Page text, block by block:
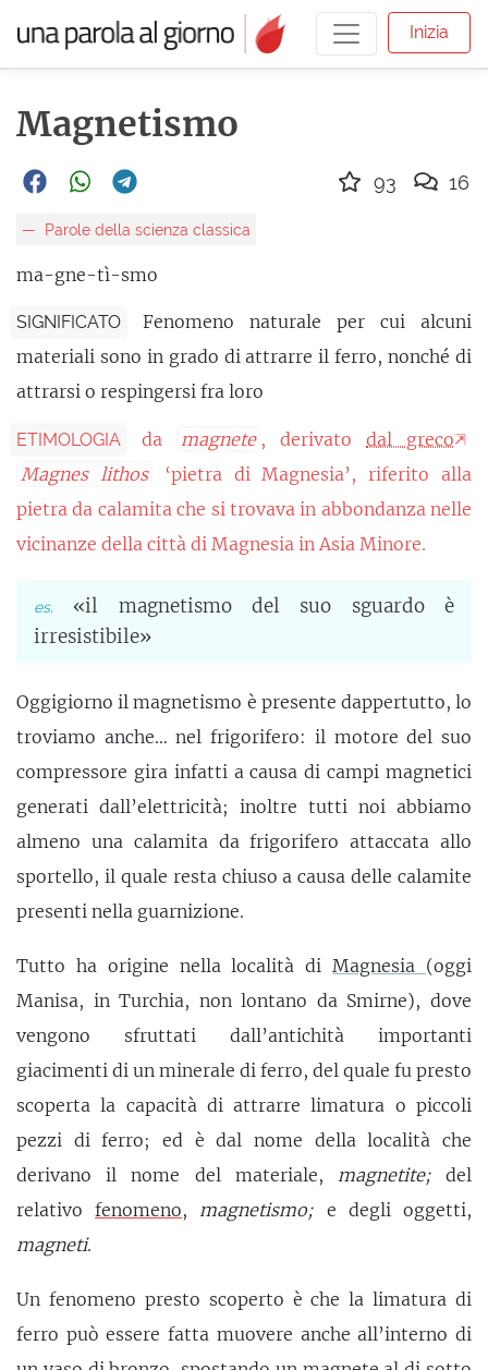
Inizia
Magnetismo
Parole della scienza classica
ma-gne-tì-smo
SIGNIFICATO
Fenomeno naturale per cui alcuni
materiali sono in grado di attrarre il ferro, nonché di
attrarsi o respingersi fra loro
ETIMOLOGIA da magnete , derivatodal greco
Magnes lithos
‘pietra di Magnesia’, riferito alla
pietra da calamita che si trovava in abbondanza nelle
vicinanze della città di Magnesia in Asia Minore.
«il magnetismo del suo sguardo è
irresistibile»
Oggigiorno il magnetismo è presente dappertutto, lo
troviamo anche… nel frigorifero: il motore del suo
compressore gira infatti a causa di campi magnetici
generati dall’elettricità; inoltre tutti noi abbiamo
almeno una calamita da frigorifero attaccata allo
sportello, il quale resta chiuso a causa delle calamite
presenti nella guarnizione.
Tutto ha origine nella località di Magnesia (oggi
Manisa, in Turchia, non lontano da Smirne), dove
vengono sfruttati dall’antichità importanti
giacimenti di un minerale di ferro, del quale fu presto
scoperta la capacità di attrarre limatura o piccoli
pezzi di ferro; ed è dal nome della località che
derivano il nome del materiale,
magnetite;del
relativofenomeno, magnetismo; e degli oggetti,
magneti.
Un fenomeno presto scoperto è che la limatura di
ferro può essere fatta muovere anche all’interno di
93 16